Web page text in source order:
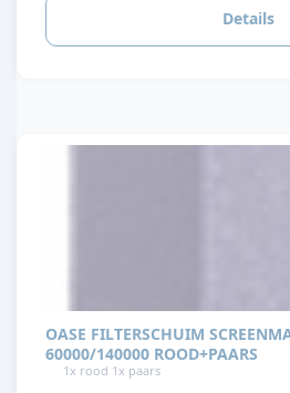
Details
OASE FILTERSCHUIM
60000/140000 ROOD+PAARS
1x rood 1x paars